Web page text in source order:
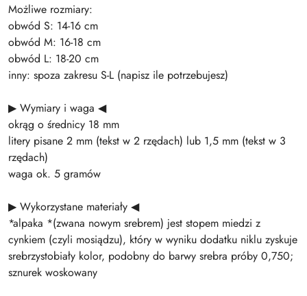
Możliwe rozmiary:
obwód S: 14-16 cm
obwód M: 16-18 cm
obwód L: 18-20 cm
inny: spoza zakresu S-L (napisz ile potrzebujesz)
▶ Wymiary i waga ◀
okrąg o średnicy 18 mm
litery pisane 2 mm (tekst w 2 rzędach) lub 1,5 mm (tekst w 3
rzędach)
waga ok. 5 gramów
▶ Wykorzystane materiały ◀
*alpaka *(zwana nowym srebrem) jest stopem miedzi z
cynkiem (czyli mosiądzu), który w wyniku dodatku niklu zyskuje
srebrzystobiały kolor, podobny do barwy srebra próby 0,750;
sznurek woskowany